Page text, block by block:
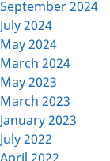
September 2024
July 2024
May 2024
March 2024
May 2023
March 2023
January 2023
July 2022